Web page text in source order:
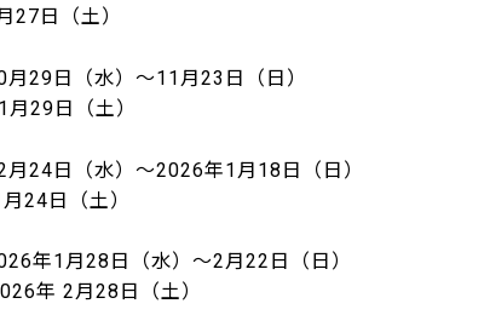
土）
（水）～11月23日（日）
土）
（水）～2026年1月18日（日）
土）
月28日（水）～2月22日（日）
（土）